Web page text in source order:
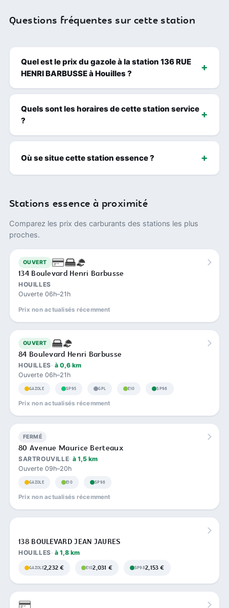
Questions fréquentes sur cette station
Quel est le prix du gazole à la station 136 RUE
HENRI BARBUSSE à Houilles ?
Quels sont les horaires de cette station service
?
Où se situe cette station essence ?
Stations essence à proximité
Comparez les prix des carburants des stations les plus
proches.
OUVERT
134 Boulevard Henri Barbusse
HOUILLES
Ouverte 06h–21h
Prix non actualisés récemment
OUVERT
84 Boulevard Henri Barbusse
HOUILLES à 0,6 km
Ouverte 06h–21h
GAZOLE SP95 GPL E10 SP98
Prix non actualisés récemment
FERMÉ
80 Avenue Maurice Berteaux
SARTROUVILLE à 1,5 km
Ouverte 09h–20h
GAZOLE E10 SP98
Prix non actualisés récemment
138 BOULEVARD JEAN JAURES
HOUILLES à 1,8 km
GAZOLE2,232 € E102,031 € SP982,153 €